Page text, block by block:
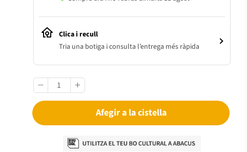
Clica i recull
Tria una botiga i consulta l’entrega més ràpida
Afegir a la cistella